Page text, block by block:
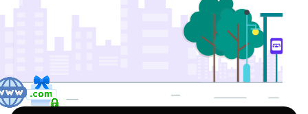
Youtube каналы